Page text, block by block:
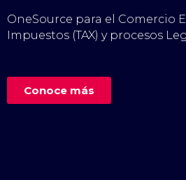
OneSource para el Comercio
Impuestos (TAX) y procesos
Conoce más